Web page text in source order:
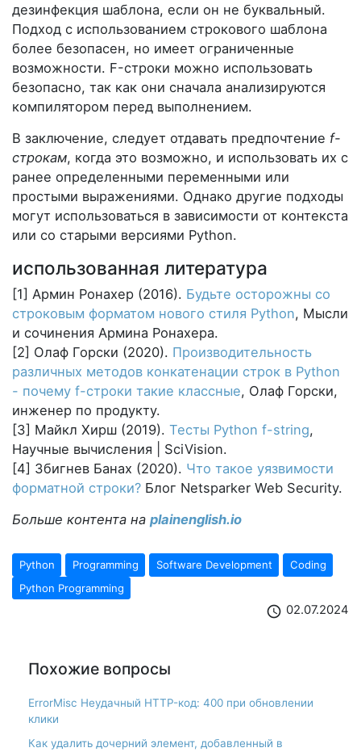
дезинфекция шаблона, если он не буквальный.
Подход с использованием строкового шаблона
более безопасен, но имеет ограниченные
возможности. F-строки можно использовать
безопасно, так как они сначала анализируются
компилятором перед выполнением.
В заключение, следует отдавать предпочтение f-
строкам, когда это возможно, и использовать их с
ранее определенными переменными или
простыми выражениями. Однако другие подходы
могут использоваться в зависимости от контекста
или со старыми версиями Python.
использованная литература
[1] Армин Ронахер (2016). Будьте осторожны со
строковым форматом нового стиля Python, Мысли
и сочинения Армина Ронахера.
[2] Олаф Горски (2020). Производительность
различных методов конкатенации строк в Python
- почему f-строки такие классные, Олаф Горски,
инженер по продукту.
[3] Майкл Хирш (2019). Тесты Python f-string,
Научные вычисления | SciVision.
[4] Збигнев Банах (2020). Что такое уязвимости
форматной строки? Блог Netsparker Web Security.
Больше контента на plainenglish.io
Python Programming Software Development
Coding
Python Programming
schedule 02.07.2024
Похожие вопросы
ErrorMisc Неудачный HTTP-код: 400 при обновлении
клики
Как удалить дочерний элемент, добавленный в